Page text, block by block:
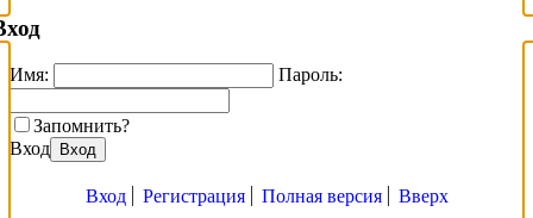
Имя: Пароль:
Запомнить?
Вход
Вход
Вход Регистрация Полная версия Вверх